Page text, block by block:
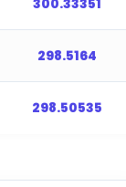
300.33351
298.5164
298.50535